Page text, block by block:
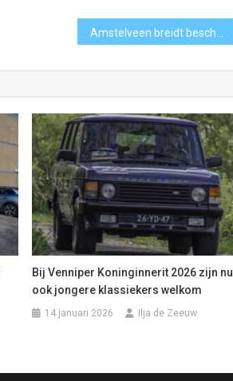
Bij Venniper Koninginnerit 2026 zijn nu
ook jongere klassiekers welkom
14 januari 2026 Ilja de Zeeuw